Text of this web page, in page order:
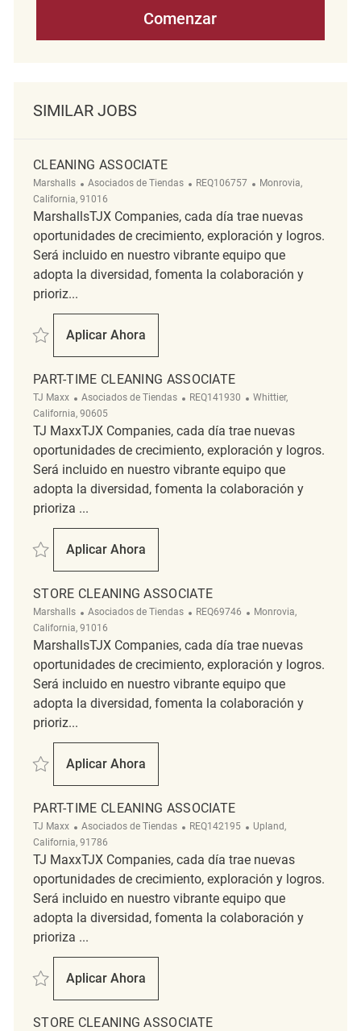
Comenzar
SIMILAR JOBS
CLEANING ASSOCIATE
Marshalls Categoría
Asociados de Tiendas ReqId
REQ106757 Ubicación
Monrovia,
California, 91016
MarshallsTJX Companies, cada día trae nuevas
oportunidades de crecimiento, exploración y logros.
Será incluido en nuestro vibrante equipo que
adopta la diversidad, fomenta la colaboración y
prioriz...
Salvar Cleaning Associate REQ106757
Aplicar Ahora
Cleaning Associate
PART-TIME CLEANING ASSOCIATE
TJ Maxx Categoría
Asociados de Tiendas ReqId
REQ141930 Ubicación
Whittier,
California, 90605
TJ MaxxTJX Companies, cada día trae nuevas
oportunidades de crecimiento, exploración y logros.
Será incluido en nuestro vibrante equipo que
adopta la diversidad, fomenta la colaboración y
prioriza ...
Salvar Part-time Cleaning Associate REQ141930
Aplicar Ahora
Part-Time Cleaning Associate
STORE CLEANING ASSOCIATE
Marshalls Categoría
Asociados de Tiendas ReqId
REQ69746 Ubicación
Monrovia,
California, 91016
MarshallsTJX Companies, cada día trae nuevas
oportunidades de crecimiento, exploración y logros.
Será incluido en nuestro vibrante equipo que
adopta la diversidad, fomenta la colaboración y
prioriz...
Salvar Store Cleaning Associate REQ69746
Aplicar Ahora
Store Cleaning Associate
PART-TIME CLEANING ASSOCIATE
TJ Maxx Categoría
Asociados de Tiendas ReqId
REQ142195 Ubicación
Upland,
California, 91786
TJ MaxxTJX Companies, cada día trae nuevas
oportunidades de crecimiento, exploración y logros.
Será incluido en nuestro vibrante equipo que
adopta la diversidad, fomenta la colaboración y
prioriza ...
Salvar Part-Time Cleaning Associate REQ142195
Aplicar Ahora
Part-Time Cleaning Associate
STORE CLEANING ASSOCIATE